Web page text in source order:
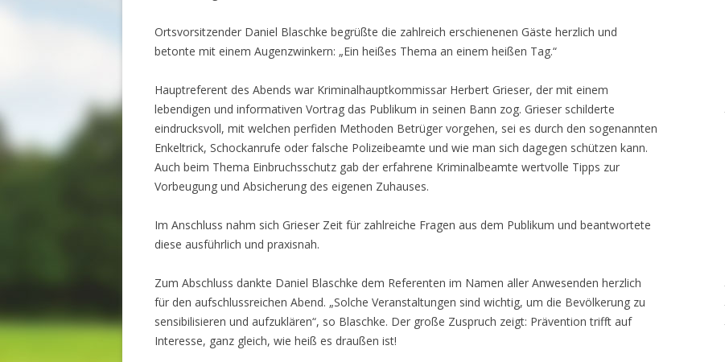
Ortsvorsitzender Daniel Blaschke begrüßte die zahlreich erschienenen Gäste herzlich und
betonte mit einem Augenzwinkern: „Ein heißes Thema an einem heißen Tag.“
Hauptreferent des Abends war Kriminalhauptkommissar Herbert Grieser, der mit einem
lebendigen und informativen Vortrag das Publikum in seinen Bann zog. Grieser schilderte
eindrucksvoll, mit welchen perfiden Methoden Betrüger vorgehen, sei es durch den sogenannten
Enkeltrick, Schockanrufe oder falsche Polizeibeamte und wie man sich dagegen schützen kann.
Auch beim Thema Einbruchsschutz gab der erfahrene Kriminalbeamte wertvolle Tipps zur
Vorbeugung und Absicherung des eigenen Zuhauses.
Im Anschluss nahm sich Grieser Zeit für zahlreiche Fragen aus dem Publikum und beantwortete
diese ausführlich und praxisnah.
Zum Abschluss dankte Daniel Blaschke dem Referenten im Namen aller Anwesenden herzlich
für den aufschlussreichen Abend. „Solche Veranstaltungen sind wichtig, um die Bevölkerung zu
sensibilisieren und aufzuklären“, so Blaschke. Der große Zuspruch zeigt: Prävention trifft auf
Interesse, ganz gleich, wie heiß es draußen ist!